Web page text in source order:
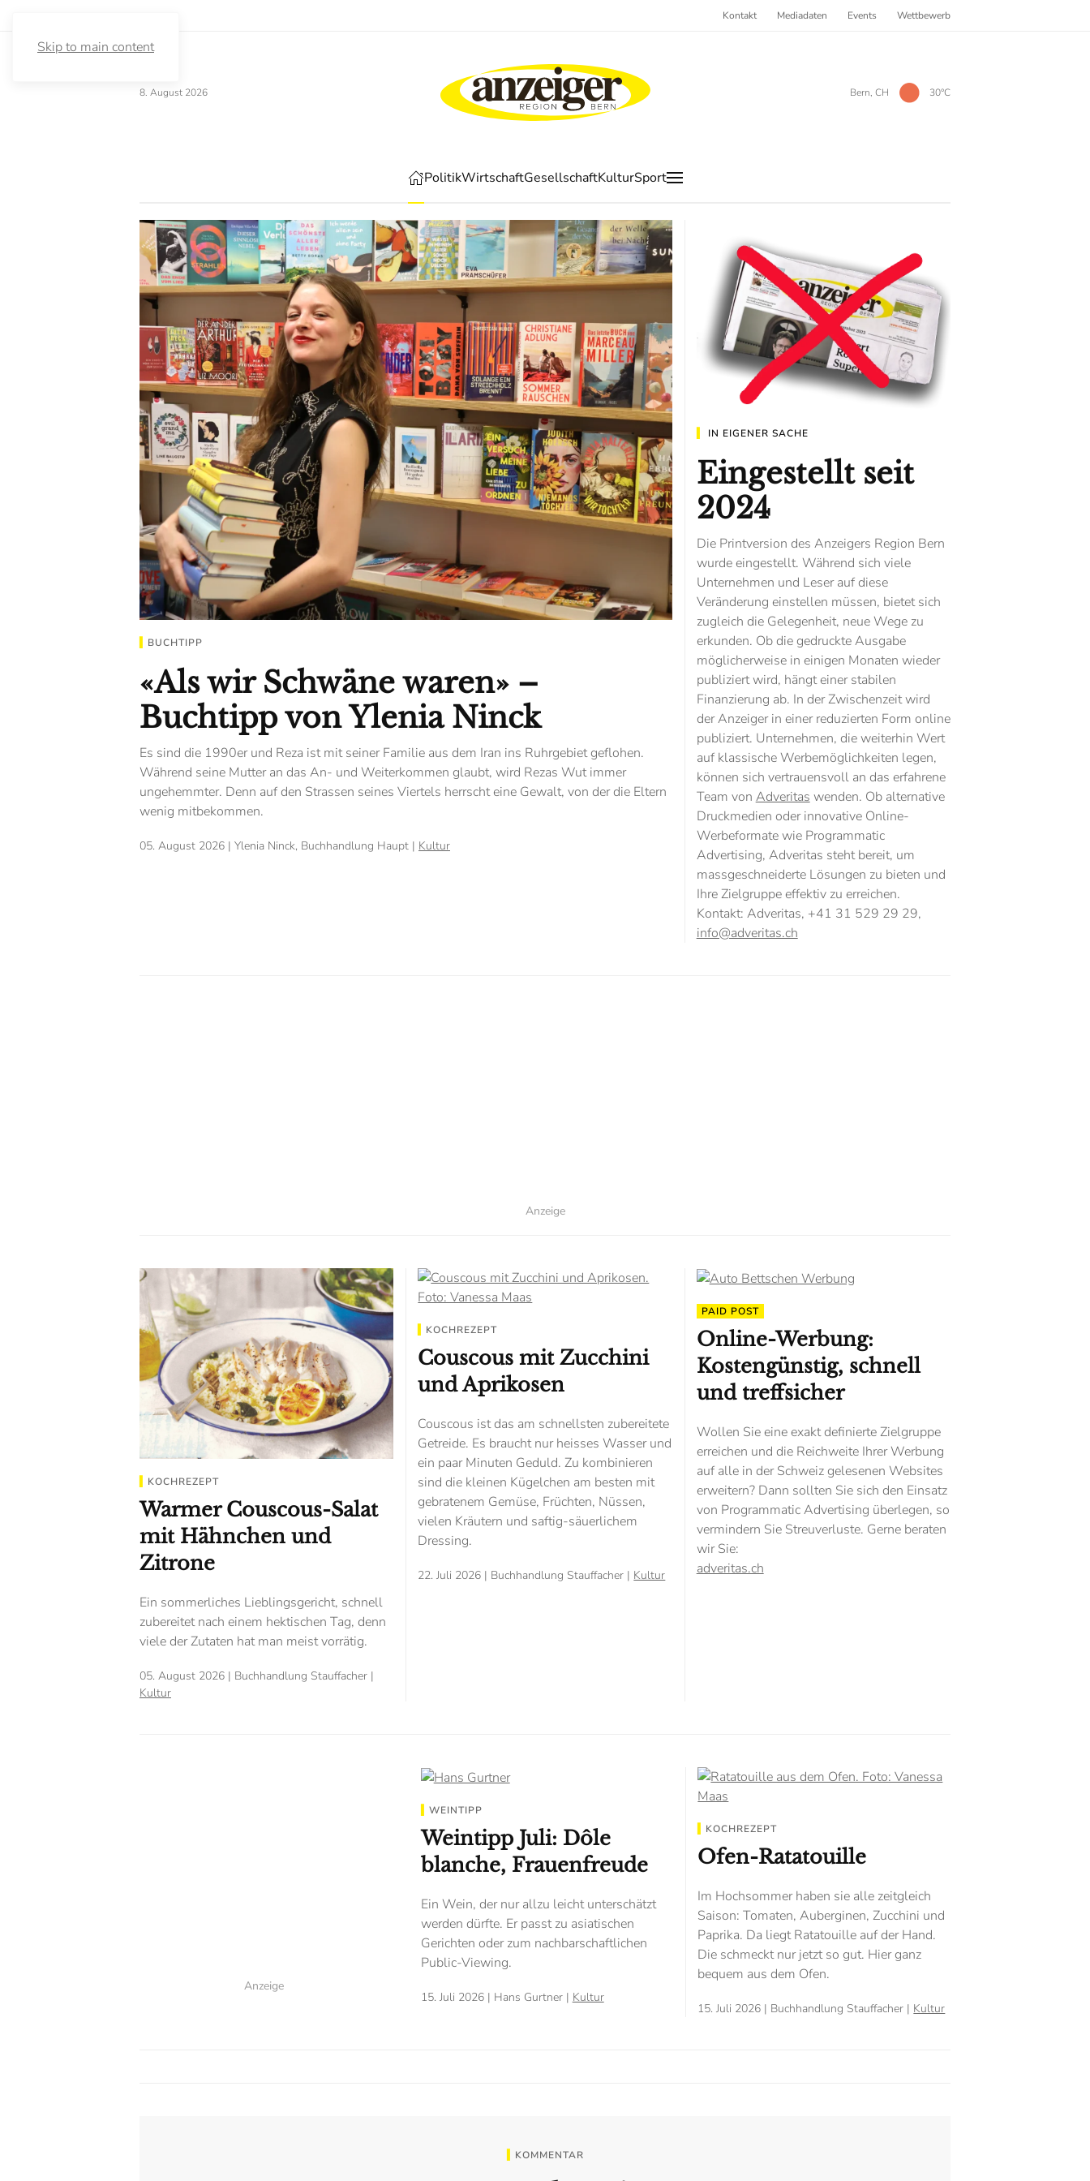
Skip to main content
Kontakt Mediadaten Events Wettbewerb
8. August 2026 Bern, CH 30°C
PolitikWirtschaftGesellschaftKulturSport
BUCHTIPP
«Als wir Schwäne waren» –
Buchtipp von Ylenia Ninck
Es sind die 1990er und Reza ist mit seiner Familie aus dem Iran ins Ruhrgebiet geflohen.
Während seine Mutter an das An- und Weiterkommen glaubt, wird Rezas Wut immer
ungehemmter. Denn auf den Strassen seines Viertels herrscht eine Gewalt, von der die Eltern
wenig mitbekommen.
05. August 2026 | Ylenia Ninck, Buchhandlung Haupt | Kultur
IN EIGENER SACHE
Eingestellt seit
2024
Die Printversion des Anzeigers Region Bern
wurde eingestellt. Während sich viele
Unternehmen und Leser auf diese
Veränderung einstellen müssen, bietet sich
zugleich die Gelegenheit, neue Wege zu
erkunden. Ob die gedruckte Ausgabe
möglicherweise in einigen Monaten wieder
publiziert wird, hängt einer stabilen
Finanzierung ab. In der Zwischenzeit wird
der Anzeiger in einer reduzierten Form online
publiziert. Unternehmen, die weiterhin Wert
auf klassische Werbemöglichkeiten legen,
können sich vertrauensvoll an das erfahrene
Team von Adveritas wenden. Ob alternative
Druckmedien oder innovative Online-
Werbeformate wie Programmatic
Advertising, Adveritas steht bereit, um
massgeschneiderte Lösungen zu bieten und
Ihre Zielgruppe effektiv zu erreichen.
Kontakt: Adveritas, +41 31 529 29 29,
info@adveritas.ch
Anzeige
KOCHREZEPT
Warmer Couscous-Salat
mit Hähnchen und
Zitrone
Ein sommerliches Lieblingsgericht, schnell
zubereitet nach einem hektischen Tag, denn
viele der Zutaten hat man meist vorrätig.
05. August 2026 | Buchhandlung Stauffacher |
Kultur
KOCHREZEPT
Couscous mit Zucchini
und Aprikosen
Couscous ist das am schnellsten zubereitete
Getreide. Es braucht nur heisses Wasser und
ein paar Minuten Geduld. Zu kombinieren
sind die kleinen Kügelchen am besten mit
gebratenem Gemüse, Früchten, Nüssen,
vielen Kräutern und saftig-säuerlichem
Dressing.
22. Juli 2026 | Buchhandlung Stauffacher | Kultur
PAID POST
Online-Werbung:
Kostengünstig, schnell
und treffsicher
Wollen Sie eine exakt definierte Zielgruppe
erreichen und die Reichweite Ihrer Werbung
auf alle in der Schweiz gelesenen Websites
erweitern? Dann sollten Sie sich den Einsatz
von Programmatic Advertising überlegen, so
vermindern Sie Streuverluste. Gerne beraten
wir Sie:
adveritas.ch
Anzeige
WEINTIPP
Weintipp Juli: Dôle
blanche, Frauenfreude
Ein Wein, der nur allzu leicht unterschätzt
werden dürfte. Er passt zu asiatischen
Gerichten oder zum nachbarschaftlichen
Public-Viewing.
15. Juli 2026| Hans Gurtner | Kultur
KOCHREZEPT
Ofen-Ratatouille
Im Hochsommer haben sie alle zeitgleich
Saison: Tomaten, Auberginen, Zucchini und
Paprika. Da liegt Ratatouille auf der Hand.
Die schmeckt nur jetzt so gut. Hier ganz
bequem aus dem Ofen.
15. Juli 2026 | Buchhandlung Stauffacher | Kultur
KOMMENTAR